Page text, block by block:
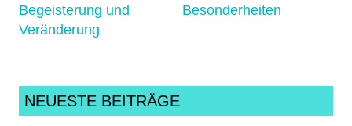
Marburg,
Mittelhessen ,
Radsportverein,
Begeisterung und
Veränderung
Besonderheiten
NEUESTE BEITRÄGE